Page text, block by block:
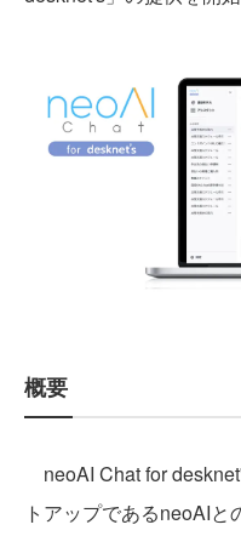
概要
neoAI Chat for
トアップであるneoAI